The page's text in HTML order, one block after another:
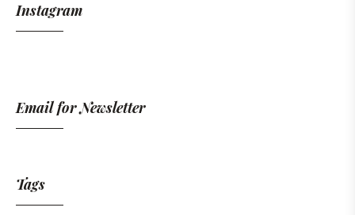
Instagram
Email for Newsletter
Tags